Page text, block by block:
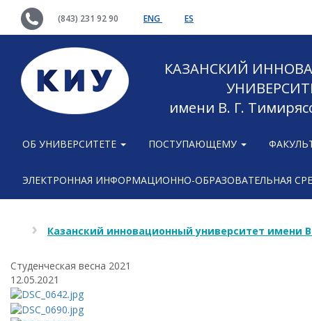
(843) 231 92 90 ENG ES
КАЗАНСКИЙ
имени В. Г.
ОБ УНИВЕРСИТЕТЕ ПОСТУПАЮЩЕМУ
ЭЛЕКТРОННАЯ ИНФОРМАЦИОННО-ОБРАЗОВАТЕЛЬНАЯ
Казанский инновационный университет имени
Cтуденческая весна 2021
12.05.2021